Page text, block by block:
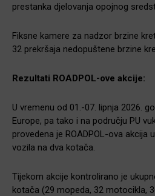
prestanka djelovanja opojnog
Fiksne kamere za nadzor brzine
32 prekršaja nedopuštene brzine
Rezultati ROADPOL-ove akcije:
U vremenu od 01.-07. lipnja 2026.
Europe, pa tako i na području PU
provedena je ROADPOL-ova akcija
vozila na dva kotača.
Tijekom akcije kontrolirano je
kotača (29 mopeda, 32 motocikla,